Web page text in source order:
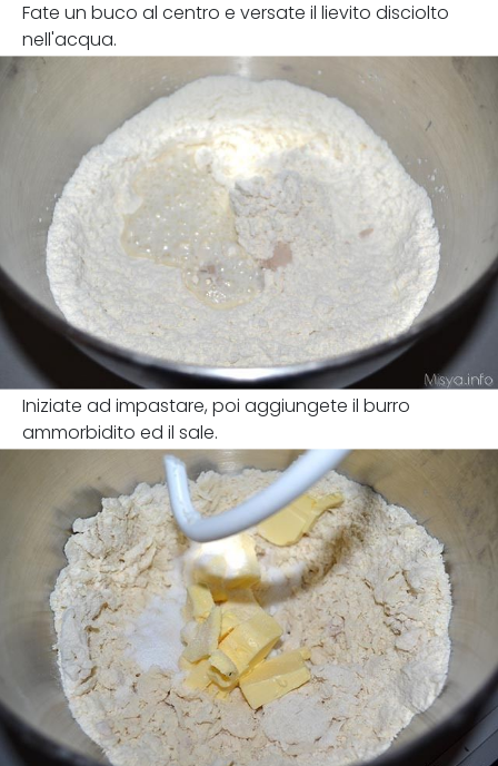
Fate un buco al centro e versate il lievito disciolto
nell'acqua.
Iniziate ad impastare, poi aggiungete il burro
ammorbidito ed il sale.